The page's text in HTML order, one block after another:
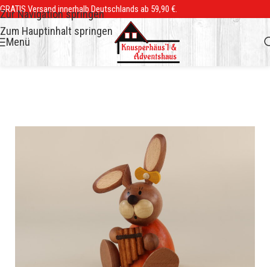
Zur Navigation springen
Zum Hauptinhalt springen
GRATIS Versand innerhalb Deutschlands ab 59,90 €.
Menü